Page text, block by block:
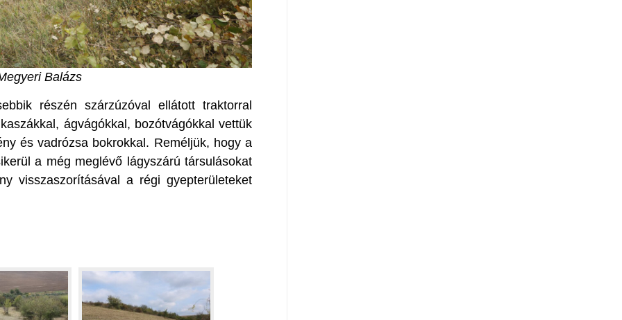
Balázs
részén szárzúzóval ellátott traktorral
ágvágókkal, bozótvágókkal vettük
és vadrózsa bokrokkal. Reméljük, hogy a
a még meglévő lágyszárú társulásokat
visszaszorításával a régi gyepterületeket